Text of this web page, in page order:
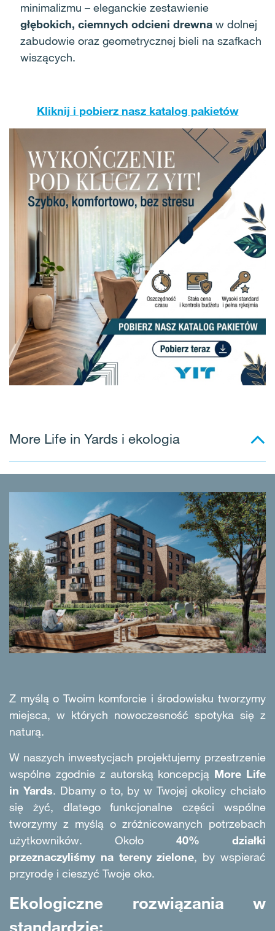
minimalizmu – eleganckie zestawienie
głębokich, ciemnych odcieni drewna w dolnej
zabudowie oraz geometrycznej bieli na szafkach
wiszących.
Kliknij i pobierz nasz katalog pakietów
More Life in Yards i ekologia
Z myślą o Twoim komforcie i środowisku tworzymy
miejsca, w których nowoczesność spotyka się z
naturą.
W naszych inwestycjach projektujemy przestrzenie
wspólne zgodnie z autorską koncepcją More Life
in Yards. Dbamy o to, by w Twojej okolicy chciało
się żyć, dlatego funkcjonalne części wspólne
tworzymy z myślą o zróżnicowanych potrzebach
użytkowników. Około 40% działki
przeznaczyliśmy na tereny zielone, by wspierać
przyrodę i cieszyć Twoje oko.
Ekologiczne rozwiązania w
standardzie: